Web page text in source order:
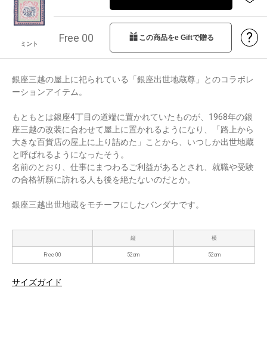
ミント
Free 00 この商品をe Giftで贈る ?
銀座三越の屋上に祀られている「銀座出世地蔵尊」とのコラボレ
ーションアイテム。
もともとは銀座4丁目の道端に置かれていたものが、1968年の銀
座三越の改装に合わせて屋上に置かれるようになり、「路上から
大きな百貨店の屋上に上り詰めた」ことから、いつしか出世地蔵
と呼ばれるようになったそう。
名前のとおり、仕事にまつわるご利益があるとされ、就職や受験
の合格祈願に訪れる人も後を絶たないのだとか。
銀座三越出世地蔵をモチーフにしたバンダナです。
縦 横
Free 00 52cm 52cm
サイズガイド